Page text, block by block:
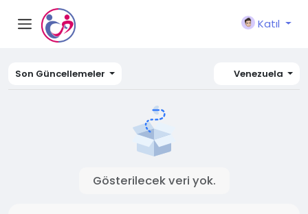
Katıl
Son Güncellemeler Venezuela
Gösterilecek veri yok.